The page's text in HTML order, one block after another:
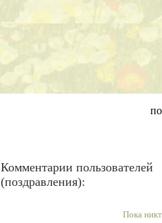
Комментарии пользователей
(поздравления):
Пока